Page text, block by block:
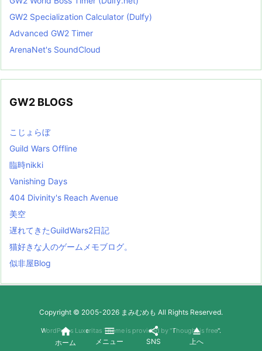
GW2 Specialization Calculator (Dulfy)
Advanced GW2 Timer
ArenaNet's SoundCloud
GW2 BLOGS
こじょらぼ
Guild Wars Offline
臨時nikki
Vanishing Days
404 Divinity's Reach Avenue
美空
遅れてきたGuildWars2日記
猫好きな人のゲームメモブログ。
似非屋Blog
Copyright © 2005-2026 まみむめも All Rights Reserved.
WordPress Luxeritas Theme is provided by "Thought is free".

ホーム

メニュー

SNS

上へ